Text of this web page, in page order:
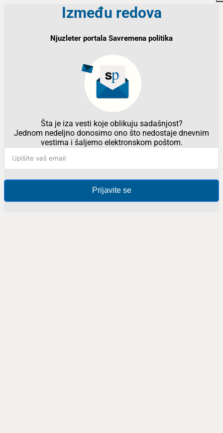
Između redova
Njuzleter portala Savremena politika
Šta je iza vesti koje oblikuju sadašnjost?
Jednom nedeljno donosimo ono što nedostaje dnevnim
vestima i šaljemo elektronskom poštom.
Prijavite se